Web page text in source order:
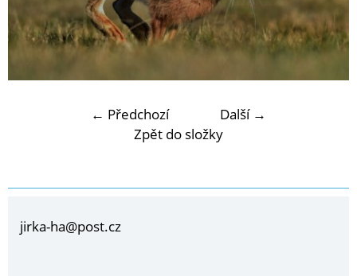
← Předchozí
Další →
Zpět do složky
jirka-ha@post.cz